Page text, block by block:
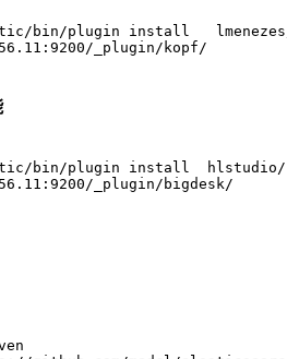
bin/plugin install
_plugin/kopf/
bin/plugin install  hlstudio/
_plugin/bigdesk/